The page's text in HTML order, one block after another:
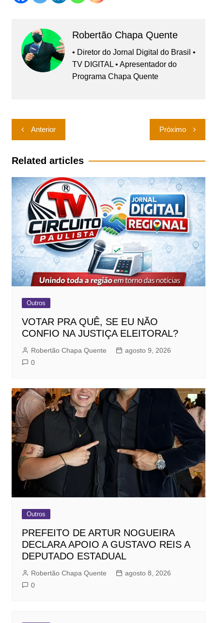
Robertão Chapa Quente
• Diretor do Jornal Digital do Brasil •
TV DIGITAL • Apresentador do
Programa Chapa Quente
Navegação
de
Post
Anterior Próximo
Related articles
Outros
VOTAR PRA QUÊ, SE EU NÃO
CONFIO NA JUSTIÇA ELEITORAL?
Robertão Chapa Quente
agosto 9, 2026
0
Outros
PREFEITO DE ARTUR NOGUEIRA
DECLARA APOIO A GUSTAVO REIS A
DEPUTADO ESTADUAL
Robertão Chapa Quente
agosto 8, 2026
0